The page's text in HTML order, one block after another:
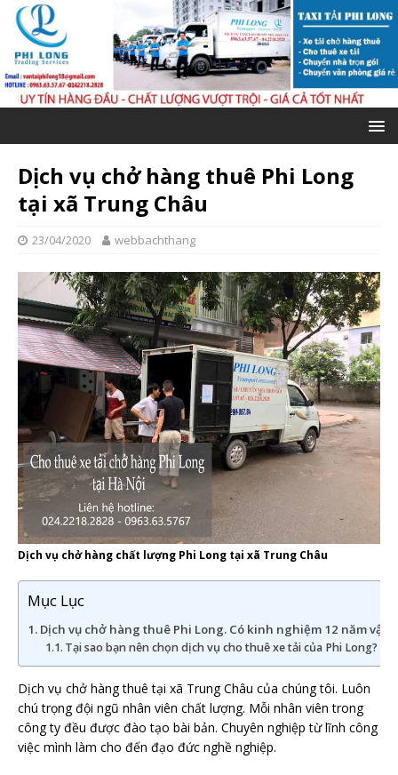
Dịch vụ chở hàng thuê Phi Long
tại xã Trung Châu
23/04/2020 webbachthang
Dịch vụ chở hàng chất lượng Phi Long tại xã Trung Châu
Mục Lục
Dịch vụ chở hàng thuê Phi Long. Có kinh nghiệm 12 năm vận
Tại sao bạn nên chọn dịch vụ cho thuê xe tải của Phi Long?
Dịch vụ chở hàng thuê tại xã Trung Châu của chúng tôi. Luôn
chú trọng đội ngũ nhân viên chất lượng. Mỗi nhân viên trong
công ty đều được đào tạo bài bản. Chuyên nghiệp từ lĩnh công
việc mình làm cho đến đạo đức nghề nghiệp.